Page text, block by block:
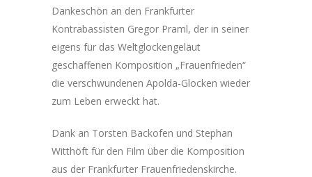
Dankeschön an den Frankfurter
Kontrabassisten Gregor Praml, der in seiner
eigens für das Weltglockengeläut
geschaffenen Komposition „Frauenfrieden“
die verschwundenen Apolda-Glocken wieder
zum Leben erweckt hat.
Dank an Torsten Backofen und Stephan
Witthöft für den Film über die Komposition
aus der Frankfurter Frauenfriedenskirche.